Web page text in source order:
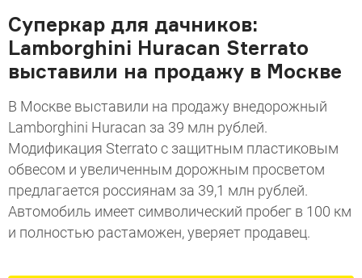
Суперкар для дачников:
Lamborghini Huracan Sterrato
выставили на продажу в Москве
В Москве выставили на продажу внедорожный
Lamborghini Huracan за 39 млн рублей.
Модификация Sterrato с защитным пластиковым
обвесом и увеличенным дорожным просветом
предлагается россиянам за 39,1 млн рублей.
Автомобиль имеет символический пробег в 100 км
и полностью растаможен, уверяет продавец.